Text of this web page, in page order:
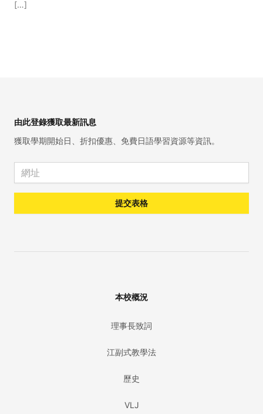
[…]
由此登錄獲取最新訊息
獲取學期開始日、折扣優惠、免費日語學習資源等資訊。
Email address
提交表格
本校概況
理事長致詞
江副式教學法
歷史
VLJ